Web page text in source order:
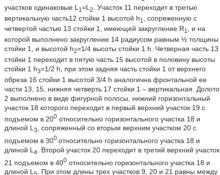
участков одинаковые L 1 =L 2
. Участок 11 переходит в третью
вертикальную часть12 стойки 1 высотой h1
, сопряженную с
четвертой частью 13 стойки 1, имеющей закругление R1 , и на
которой выполнено закругление 14 радиусом равным ½ толщины
стойки 1, и высотой h2=1/4 высоты стойки 1 h. Четверная часть 13
стойки 1 переходит в пятую часть 15 высотой в половину высоты
стойки 1 h3=1/2 h, при этом задняя часть стойки 1 от верхнего
обреза 16 стойки 1 высотой 3/4 h аналогична фронтальной ее
части 13, 15, нижняя четверть 17 стойки 1 – вертикальная. Долото
2 выполнено в виде фигурной полосы, нижний горизонтальный
участок 18 которого переходит в первый верхний участок 19 с
подъемом в 200относительно горизонтального участка 18 и
длиной L3, сопряженный со вторым верхним участком 20 с
подъемом в 300 относительно горизонтального участка 18 и
длиной L 4
. Второй участок 20 переходит в третий верхний участок
21 подъемом в 400относительно горизонтального участка 18 и
длиной L . При этом длины трех участков 9, 20 и 21 равны между